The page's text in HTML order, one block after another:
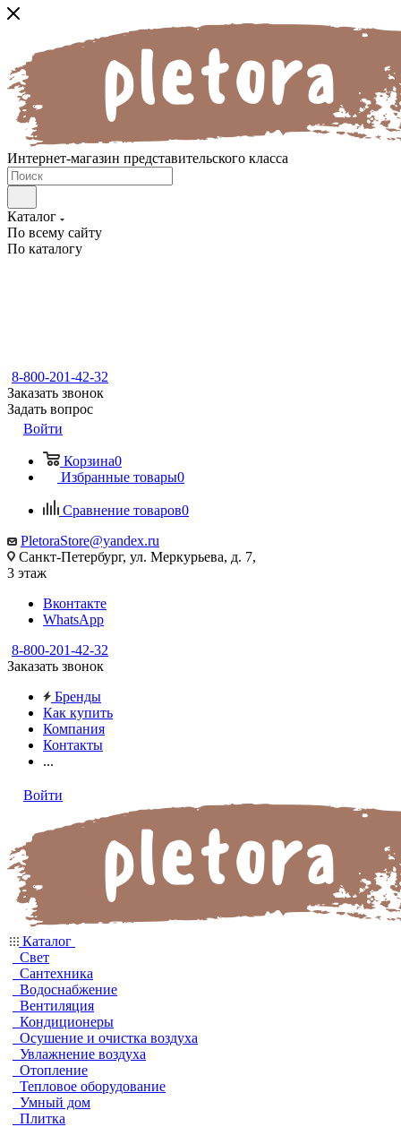
Интернет-магазин представительского класса
Каталог
По всему сайту
По каталогу
8-800-201-42-32
Заказать звонок
Задать вопрос
Войти
Корзина0
Избранные товары0
Сравнение товаров0
PletoraStore@yandex.ru
Санкт-Петербург, ул. Меркурьева, д. 7,
3 этаж
Вконтакте
WhatsApp
8-800-201-42-32
Заказать звонок
Бренды
Как купить
Компания
Контакты
...
Войти
Каталог
Свет
Сантехника
Водоснабжение
Вентиляция
Кондиционеры
Осушение и очистка воздуха
Увлажнение воздуха
Отопление
Тепловое оборудование
Умный дом
Плитка